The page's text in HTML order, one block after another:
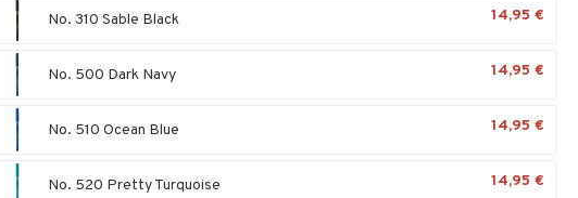
No. 310 Sable Black 14,95 €
No. 500 Dark Navy 14,95 €
No. 510 Ocean Blue 14,95 €
No. 520 Pretty Turquoise 14,95 €